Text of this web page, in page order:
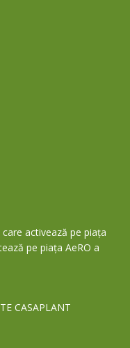
activează pe piața
pe piața AeRO a
CASAPLANT